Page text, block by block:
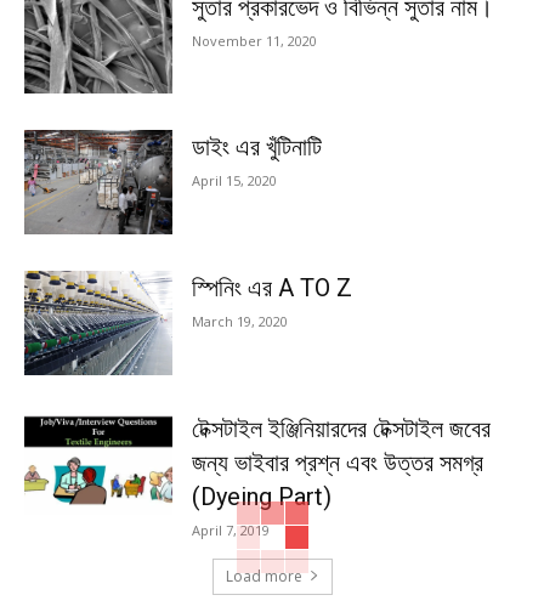
সুতার প্রকারভেদ ও বিভিন্ন সুতার নাম।
November 11, 2020
ডাইং এর খুঁটিনাটি
April 15, 2020
স্পিনিং এর A TO Z
March 19, 2020
টেক্সটাইল ইঞ্জিনিয়ারদের টেক্সটাইল জবের
জন্য ভাইবার প্রশ্ন এবং উত্তর সমগ্র
(Dyeing Part)
April 7, 2019
Load more